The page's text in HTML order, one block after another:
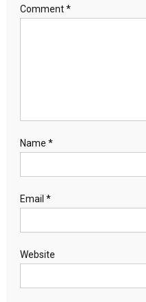
Comment*
Name *
Email *
Website